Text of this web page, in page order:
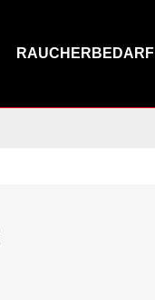
RAUCHERBEDARF